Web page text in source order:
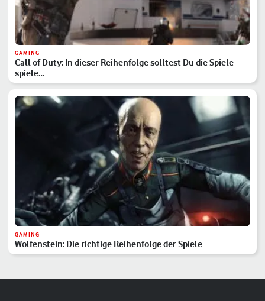
GAMING
Call of Duty: In dieser Reihenfolge solltest Du die Spiele
spiele…
GAMING
Wolfenstein: Die richtige Reihenfolge der Spiele